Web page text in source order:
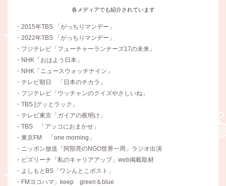
各メディアでも紹介されています
・2015年TBS 「がっちりマンデー」
・2022年TBS 「がっちりマンデー」
・フジテレビ「フューチャーランナーズ17の未来」
・NHK「おはよう日本」
・NHK「ニュースウォッチナイン」
・テレビ朝日 「日本のチカラ」
・フジテレビ「ウッチャンのクイズやさしいね」
・TBS [グッとラック」
・テレビ東京「ガイアの夜明け」
・TBS 「アッコにおまかせ」
・東京FM 「one morning」
・ニッポン放送「阿部亮のNGO世界一周」ラジオ出演
・ビズリーチ「私のキャリアアップ」web掲載取材
・よしもとBS「ワシんとこポスト」
・FMヨコハマ」keep green＆blue